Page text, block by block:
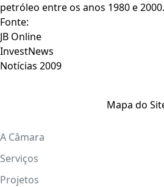
petróleo entre os anos 1980 e 2000.
Fonte:
JB Online
InvestNews
Notícias 2009
Mapa do
A Câmara
Serviços
Projetos